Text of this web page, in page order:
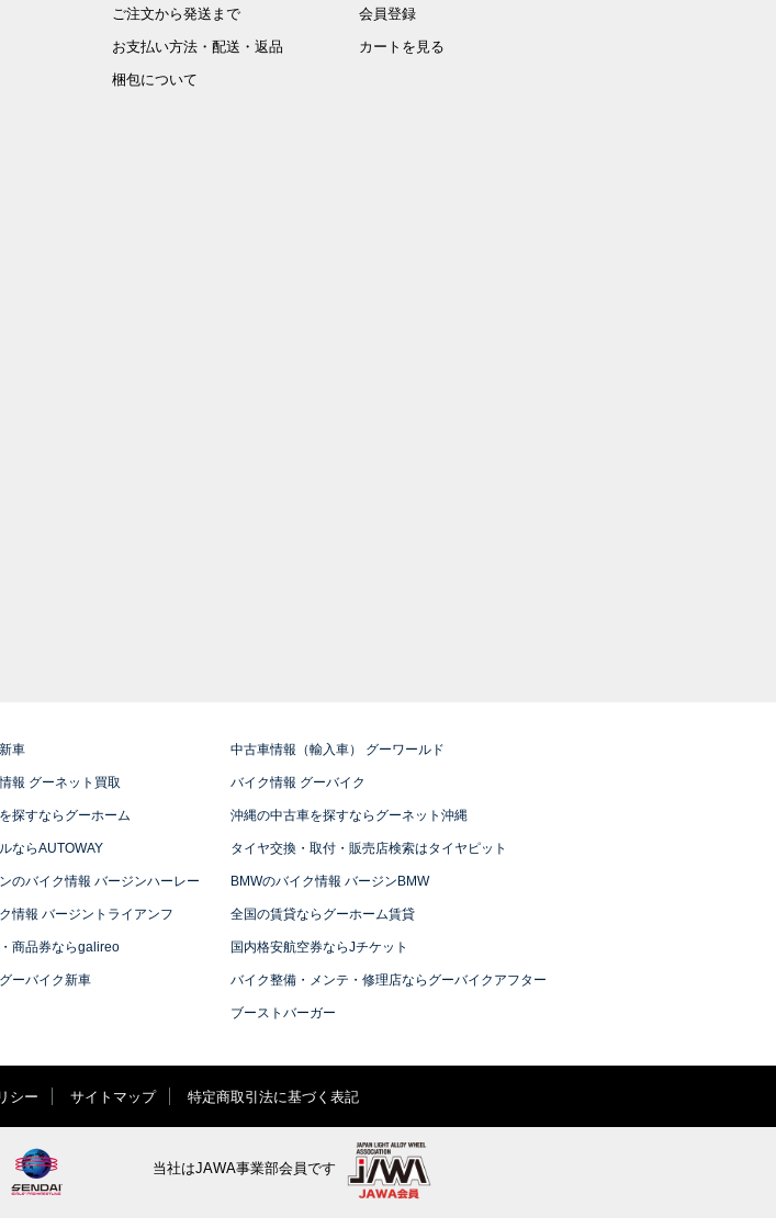
ご注文から発送まで
お支払い方法・配送・返品
梱包について
会員登録
カートを見る
車 中古車情報（輸入車） グーワールド
報 グーネット買取 バイク情報 グーバイク
探すならグーホーム 沖縄の中古車を探すならグーネット沖縄
ならAUTOWAY タイヤ交換・取付・販売店検索はタイヤピット
のバイク情報 バージンハーレー BMWのバイク情報 バージンBMW
情報 バージントライアンフ 全国の賃貸ならグーホーム賃貸
商品券ならgalireo 国内格安航空券ならJチケット
ーバイク新車 バイク整備・メンテ・修理店ならグーバイクアフター
ブーストバーガー
シー サイトマップ 特定商取引法に基づく表記
当社はJAWA事業部会員です